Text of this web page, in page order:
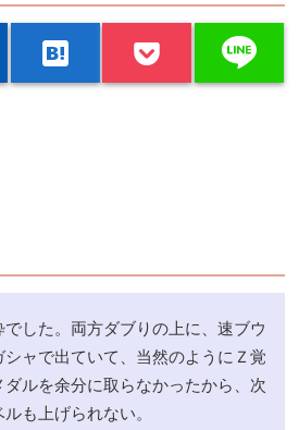
hatenabookmark line
した。両方ダブりの上に、速ブウ
ャで出ていて、当然のようにＺ覚
ルを余分に取らなかったから、次
も上げられない。